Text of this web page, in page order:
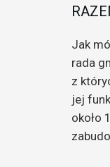
Jak
rada
z
jej
około